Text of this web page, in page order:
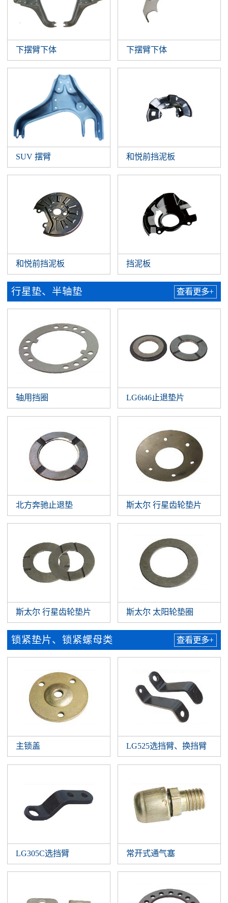
下摆臂下体 下摆臂下体
SUV 摆臂 和悦前挡泥板
和悦前挡泥板 挡泥板
行星垫、半轴垫 查看更多+
轴用挡圈 LG6t46止退垫片
北方奔驰止退垫 斯太尔 行星齿轮垫片
斯太尔 行星齿轮垫片 斯太尔 太阳轮垫圈
锁紧垫片、锁紧螺母类 查看更多+
主锁盖 LG525选挡臂、换挡臂
LG305C选挡臂 常开式通气塞